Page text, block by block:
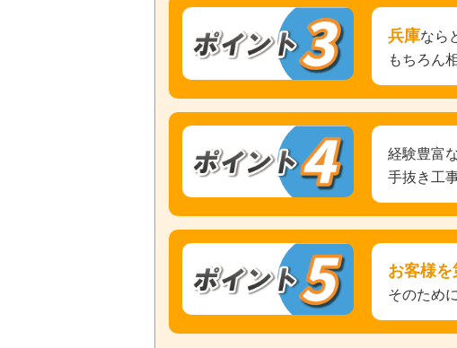
兵庫なら
もちろん
経験豊富
手抜き工
お客様
そのため